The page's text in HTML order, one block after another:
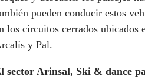
pueden conducir estos
los circuitos cerrados ubicados
y Pal.
sector Arinsal, Ski & dance